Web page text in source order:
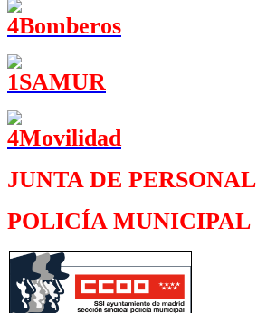
JUNTA DE PERSONAL
POLICÍA MUNICIPAL